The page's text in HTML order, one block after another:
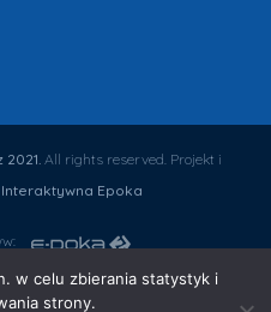
2021.All rights reserved. Projekt i
Epoka
|| []; function gtag()
w celu zbierania statystyk i
strony.